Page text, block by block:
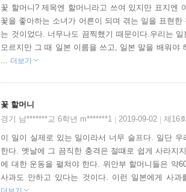
꽃 할머니? 제목엔 할머니라고 쓰여 있지만 표지엔
꽃을 좋아하는 소녀가 어른이 되며 겪는 일을 표현
는 것이었다. 너무나도 끔찍했기 때문이다.우리는
모르지만 그 때 일본 이름을 쓰고, 일본 말을 배워야
... 더보기
꽃 할머니
경기 남*******교 6학년 m*******1
2019-09-02 제16
이 일이 실제로 있는 일이라서 너무 슬프다. 일단
한다. 옛날에 그 끔직한 충격은 절떄로 쉽게 사라지
에 대한 운동을 펼쳐야 한다. 위안부 할머니들은 약
사과도 안하고 있다는 것이다. 이런 일본에게 사